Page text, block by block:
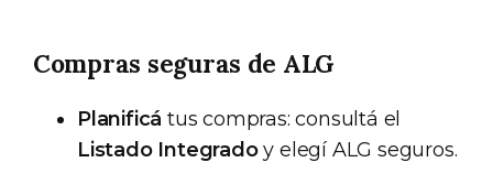
Compras seguras de ALG
Planificá tus compras: consultá el
Listado Integradoy elegí ALG seguros.